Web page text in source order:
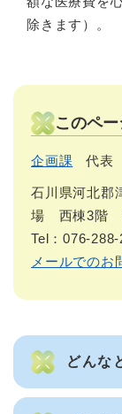
除きます）。
このペ
企画課 代表
石川県河北郡
場 西棟3階
Tel：076-288-
メールでのお
どんな